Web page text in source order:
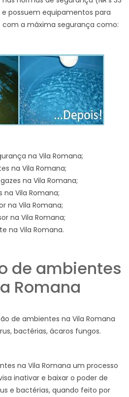
e possuem equipamentos para
com a máxima segurança como:
na Vila Romana;
na Vila Romana;
na Vila Romana;
na Vila Romana;
na Vila Romana;
na Vila Romana;
na Vila Romana.
de ambientes
Romana
de ambientes na Vila Romana
bactérias, ácaros fungos.
na Vila Romana um processo
inativar e baixar o poder de
e bactérias, quando feito por